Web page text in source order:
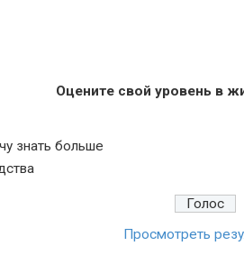
Оцените свой уровень в
знать больше
Просмотреть